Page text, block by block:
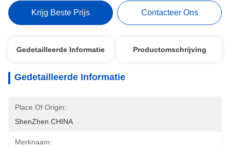
Krijg Beste Prijs Contacteer Ons
Gedetailleerde Informatie Productomschrijving
Gedetailleerde Informatie
Place Of Origin:
ShenZhen CHINA
Merknaam: